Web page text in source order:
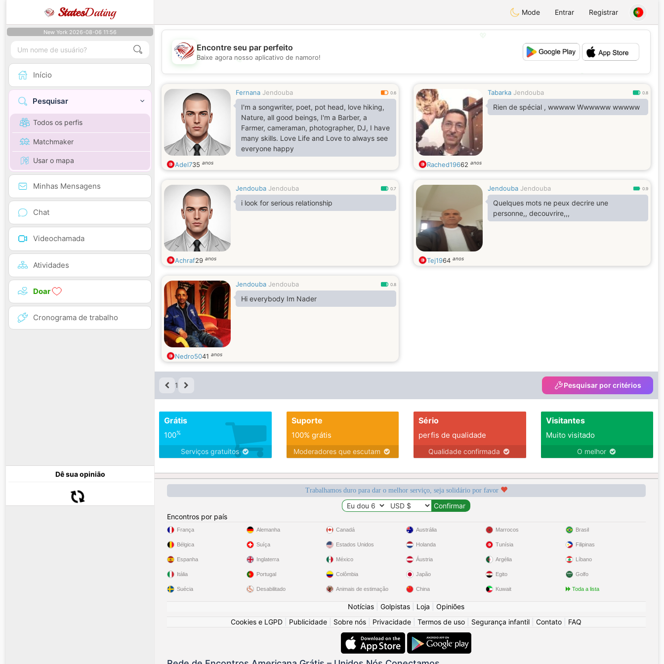
StatesDating Mode Entrar Registrar
New York 2026-08-06 11:56
Início
Pesquisar
Todos os perfis
Matchmaker
Usar o mapa
Minhas Mensagens
Chat
Videochamada
Atividades
Doar
Cronograma de trabalho
Dê sua opinião
💖
💕
Encontre seu par perfeito
Baixe agora nosso aplicativo de namoro!
Fernana Jendouba 0.6
I'm a songwriter, poet, pot head, love hiking,
Nature, all good beings, I'm a Barber, a
Farmer, cameraman, photographer, DJ, I have
many skills. Love Life and Love to always see
everyone happy
Adel735 anos
Tabarka Jendouba 0.8
Rien de spécial , wwwww Wwwwww wwwww
Rached19662 anos
Jendouba Jendouba 0.7
i look for serious relationship
Achraf29 anos
Jendouba Jendouba 0.9
Quelques mots ne peux decrire une
personne,, decouvrire,,,
Tej1964 anos
Jendouba Jendouba 0.8
Hi everybody Im Nader
Nedro5041 anos
1 Pesquisar por critérios
Grátis
100%
Serviços gratuitos
Suporte
100% grátis
Moderadores que escutam
Sério
perfis de qualidade
Qualidade confirmada
Visitantes
Muito visitado
O melhor
Trabalhamos duro para dar o melhor serviço, seja solidário por favor
Encontros por país
França
Bélgica
Espanha
Itália
Suécia
Alemanha
Suíça
Inglaterra
Portugal
Desabilitado
Canadá
Estados Unidos
México
Colômbia
Animais de estimação
Austrália
Holanda
Áustria
Japão
China
Marrocos
Tunísia
Argélia
Egito
Kuwait
Brasil
Filipinas
Líbano
Golfo
Toda a lista
Notícias Golpistas Loja
Opiniões
Cookies e LGPD
Publicidade Sobre nós Privacidade Termos de uso Segurança infantil Contato FAQ